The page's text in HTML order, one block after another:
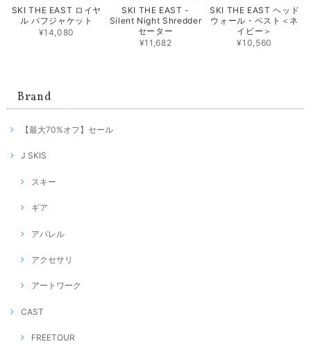
SKI THE EAST ロイヤ
ル パフジャケット
¥14,080
SKI THE EAST -
Silent Night Shredder
セーター
¥11,682
SKI THE EAST ヘッド
ウォール・ベスト＜ネ
イビー＞
¥10,560
Brand
【最大70%オフ】セール
J SKIS
スキー
ギア
アパレル
アクセサリ
アートワーク
CAST
FREETOUR